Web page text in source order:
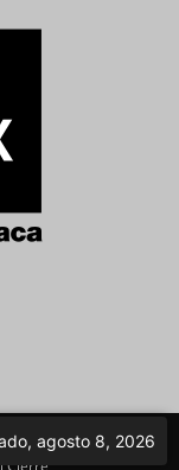
Imagen
Cierre
agosto 8, 2026